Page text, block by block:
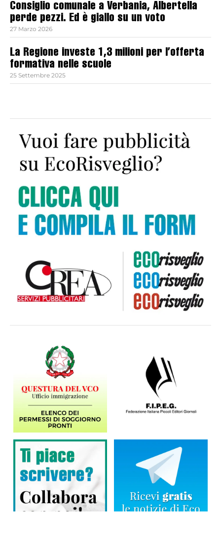
Consiglio comunale a Verbania, Albertella
perde pezzi. Ed è giallo su un voto
27 Marzo 2026
La Regione investe 1,3 milioni per l’offerta
formativa nelle scuole
25 Settembre 2025